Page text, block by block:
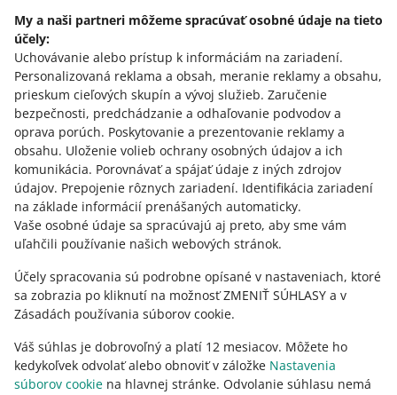
My a naši partneri môžeme spracúvať osobné údaje na tieto
účely:
Uchovávanie alebo prístup k informáciám na zariadení.
Personalizovaná reklama a obsah, meranie reklamy a obsahu,
prieskum cieľových skupín a vývoj služieb. Zaručenie
bezpečnosti, predchádzanie a odhaľovanie podvodov a
oprava porúch. Poskytovanie a prezentovanie reklamy a
obsahu. Uloženie volieb ochrany osobných údajov a ich
komunikácia. Porovnávať a spájať údaje z iných zdrojov
údajov. Prepojenie rôznych zariadení. Identifikácia zariadení
na základe informácií prenášaných automaticky.
Vaše osobné údaje sa spracúvajú aj preto, aby sme vám
uľahčili používanie našich webových stránok.
Účely spracovania sú podrobne opísané v nastaveniach, ktoré
sa zobrazia po kliknutí na možnosť ZMENIŤ SÚHLASY a v
Zásadách používania súborov cookie.
Váš súhlas je dobrovoľný a platí 12 mesiacov. Môžete ho
kedykoľvek odvolať alebo obnoviť v záložke Nastavenia
súborov cookie na hlavnej stránke. Odvolanie súhlasu nemá
Potrebujete pomoc?
Kontaktujte nás
Opýtajte sa komunity
Prejdite do Allegro Komunity